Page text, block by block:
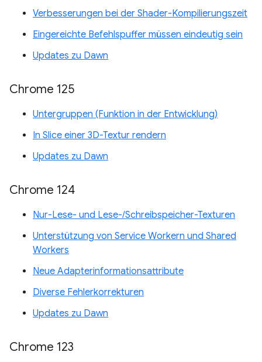
Verbesserungen bei der Shader-Kompilierungszeit
Eingereichte Befehlspuffer müssen eindeutig sein
Updates zu Dawn
Chrome 125
Untergruppen (Funktion in der Entwicklung)
In Slice einer 3D-Textur rendern
Updates zu Dawn
Chrome 124
Nur-Lese- und Lese-/Schreibspeicher-Texturen
Unterstützung von Service Workern und Shared
Workers
Neue Adapterinformationsattribute
Diverse Fehlerkorrekturen
Updates zu Dawn
Chrome 123